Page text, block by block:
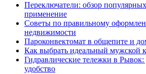
Переключатели: обзор
применение
Советы по правильному
недвижимости
Пароконвектомат в общепите и
Как выбрать идеальный мужской
Гидравлические тележки в Рывок:
удобство